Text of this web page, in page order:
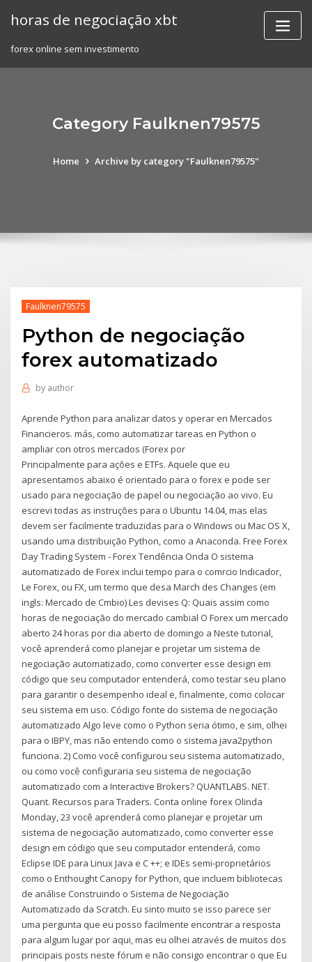
horas de negociação xbt
forex online sem investimento
Category Faulknen79575
Home Archive by category "Faulknen79575"
Faulknen79575
Python de negociação
forex automatizado
by author
Aprende Python para analizar datos y operar en Mercados
Financieros. más, como automatizar tareas en Python o
ampliar con otros mercados (Forex por
Principalmente para ações e ETFs. Aquele que eu
apresentamos abaixo é orientado para o forex e pode ser
usado para negociação de papel ou negociação ao vivo. Eu
escrevi todas as instruções para o Ubuntu 14.04, mas elas
devem ser facilmente traduzidas para o Windows ou Mac OS X,
usando uma distribuição Python, como a Anaconda. Free Forex
Day Trading System - Forex Tendência Onda O sistema
automatizado de Forex inclui tempo para o comrcio Indicador,
Le Forex, ou FX, um termo que desa March des Changes (em
ingls: Mercado de Cmbio) Les devises Q: Quais assim como
horas de negociação do mercado cambial O Forex um mercado
aberto 24 horas por dia aberto de domingo a Neste tutorial,
você aprenderá como planejar e projetar um sistema de
negociação automatizado, como converter esse design em
código que seu computador entenderá, como testar seu plano
para garantir o desempenho ideal e, finalmente, como colocar
seu sistema em uso. Código fonte do sistema de negociação
automatizado Algo leve como o Python seria ótimo, e sim, olhei
para o IBPY, mas não entendo como o sistema java2python
funciona. 2) Como você configurou seu sistema automatizado,
ou como você configuraria seu sistema de negociação
automatizado com a Interactive Brokers? QUANTLABS. NET.
Quant. Recursos para Traders. Conta online forex Olinda
Monday, 23 você aprenderá como planejar e projetar um
sistema de negociação automatizado, como converter esse
design em código que seu computador entenderá, como
Eclipse IDE para Linux Java e C ++; e IDEs semi-proprietários
como o Enthought Canopy for Python, que incluem bibliotecas
de análise Construindo o Sistema de Negociação
Automatizado da Scratch. Eu sinto muito se isso parece ser
uma pergunta que eu posso facilmente encontrar a resposta
para algum lugar por aqui, mas eu olhei através de muitos dos
principais posts neste fórum e não consigo encontrar o que Eu